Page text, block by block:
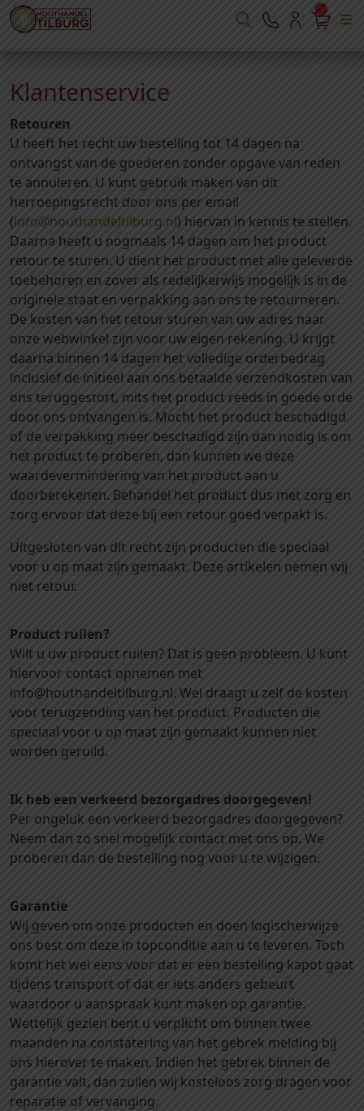
Klantenservice
Retouren
U heeft het recht uw bestelling tot 14 dagen na
ontvangst van de goederen zonder opgave van reden
te annuleren. U kunt gebruik maken van dit
herroepingsrecht door ons per email
(info@houthandeltilburg.nl) hiervan in kennis te stellen.
Daarna heeft u nogmaals 14 dagen om het product
retour te sturen. U dient het product met alle geleverde
toebehoren en zover als redelijkerwijs mogelijk is in de
originele staat en verpakking aan ons te retourneren.
De kosten van het retour sturen van uw adres naar
onze webwinkel zijn voor uw eigen rekening. U krijgt
daarna binnen 14 dagen het volledige orderbedrag
inclusief de initieel aan ons betaalde verzendkosten van
ons teruggestort, mits het product reeds in goede orde
door ons ontvangen is. Mocht het product beschadigd
of de verpakking meer beschadigd zijn dan nodig is om
het product te proberen, dan kunnen we deze
waardevermindering van het product aan u
doorberekenen. Behandel het product dus met zorg en
zorg ervoor dat deze bij een retour goed verpakt is.
Uitgesloten van dit recht zijn producten die speciaal
voor u op maat zijn gemaakt. Deze artikelen nemen wij
niet retour.
Product ruilen?
Wilt u uw product ruilen? Dat is geen probleem. U kunt
hiervoor contact opnemen met
info@houthandeltilburg.nl. Wel draagt u zelf de kosten
voor terugzending van het product. Producten die
speciaal voor u op maat zijn gemaakt kunnen niet
worden geruild.
Ik heb een verkeerd bezorgadres doorgegeven!
Per ongeluk een verkeerd bezorgadres doorgegeven?
Neem dan zo snel mogelijk contact met ons op. We
proberen dan de bestelling nog voor u te wijzigen.
Garantie
Wij geven om onze producten en doen logischerwijze
ons best om deze in topconditie aan u te leveren. Toch
komt het wel eens voor dat er een bestelling kapot gaat
tijdens transport of dat er iets anders gebeurt
waardoor u aanspraak kunt maken op garantie.
Wettelijk gezien bent u verplicht om binnen twee
maanden na constatering van het gebrek melding bij
ons hierover te maken. Indien het gebrek binnen de
garantie valt, dan zullen wij kosteloos zorg dragen voor
reparatie of vervanging.